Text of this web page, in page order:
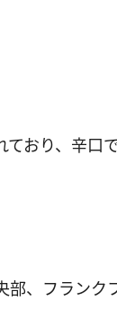
おり、辛口
、フラン